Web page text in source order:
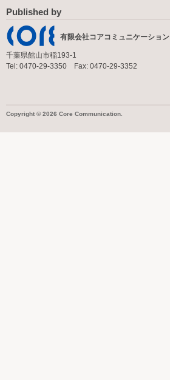
Published by
有限会社コアコミュニケーション
千葉県館山市稲193-1
Tel: 0470-29-3350 Fax: 0470-29-3352
Copyright © 2026 Core Communication.